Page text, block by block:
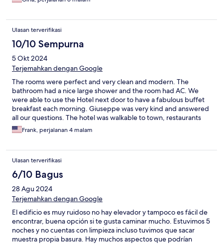
Ulasan terverifikasi
10/10 Sempurna
5 Okt 2024
Terjemahkan dengan Google
The rooms were perfect and very clean and modern. The
bathroom had a nice large shower and the room had AC. We
were able to use the Hotel next door to have a fabulous buffet
breakfast each morning. Giuseppe was very kind and answered
all our questions. The hotel was walkable to town, restaurants
and the port. The train was about a 15 minute walk but you can
take a cab from the station.
Frank, perjalanan 4 malam
Ulasan terverifikasi
6/10 Bagus
28 Agu 2024
Terjemahkan dengan Google
El edificio es muy ruidoso no hay elevador y tampoco es fácil de
encontrar, buena opción si te gusta caminar mucho. Estuvimos 5
noches y no cuentas con limpieza incluso tuvimos que sacar
muestra propia basura. Hay muchos aspectos que podrían